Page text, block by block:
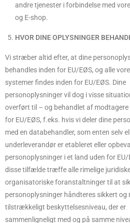
andre tjenester i forbindelse med
og E-shop.
HVOR DINE OPLYSNINGER
Vi stræber altid efter, at dine
behandles inden for EU/EØS, og alle
systemer findes inden for EU/EØS. Dine
personoplysninger vil dog i visse
overført til – og behandlet af modtagere
for EU/EØS, f.eks. hvis vi deler dine
med en databehandler, som enten selv
underleverandør er etableret eller
personoplysninger i et land uden for EU/
disse tilfælde træffe alle rimelige
organisatoriske foranstaltninger til at
personoplysninger håndteres sikkert og
tilstrækkeligt beskyttelsesniveau, der er
sammenligneligt med og på samme